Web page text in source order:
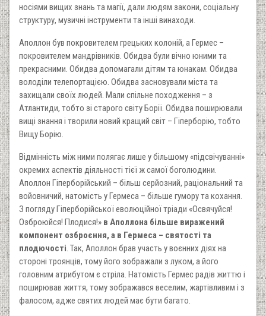
носіями вищих знань та магії, дали людям закони, соціальну
структуру, музичні інструменти та інші винаходи.
Аполлон був покровителем грецьких колоній, а Гермес –
покровителем мандрівників. Обидва були вічно юними та
прекрасними. Обидва допомагали дітям та юнакам. Обидва
володіли телепортацією. Обидва засновували міста та
захищали своїх людей. Мали спільне походження – з
Атлантиди, тобто зі старого світу Борії. Обидва поширювали
вищі знання і творили новий кращий світ – Гіперборію, тобто
Вищу Борію.
Відмінність між ними полягає лише у більшому «підсвічуванні»
окремих аспектів діяльності тієї ж самої боголюдини.
Аполлон Гіперборійський – більш серйозний, раціональний та
войовничий, натомість у Гермеса – більше гумору та кохання.
З погляду Гіперборійської еволюційної тріади «Освячуйся!
Озброюйся! Плодися!» в Аполлона більше виражений
компонент озброєння, а в Гермеса – святості та
плодючості . Так, Аполлон брав участь у воєнних діях на
стороні троянців, тому його зображали з луком, а його
головним атрибутом є стріла. Натомість Гермес радів життю і
поширював життя, тому зображався веселим, жартівливим і з
фалосом, адже святих людей має бути багато.